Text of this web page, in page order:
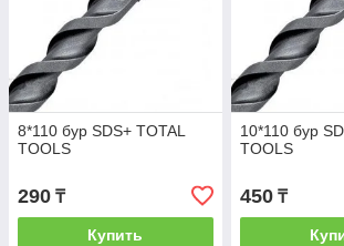
8*110 бур SDS+ TOTAL
TOOLS
290 ₸
Купить
10*110 бур
TOOLS
450₸